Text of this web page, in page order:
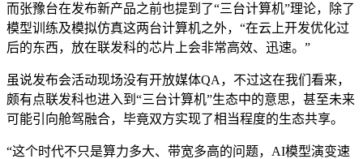
而张豫台在发布新产品之前也提到了“三台计算机”理论，除了
模型训练及模拟仿真这两台计算机之外，“在云上开发优化过
后的东西，放在联发科的芯片上会非常高效、迅速。”
虽说发布会活动现场没有开放媒体QA，不过这在我们看来，
颇有点联发科也进入到“三台计算机”生态中的意思，甚至未来
可能引向舱驾融合，毕竟双方实现了相当程度的生态共享。
“这个时代不只是算力多大、带宽多高的问题，AI模型演变速